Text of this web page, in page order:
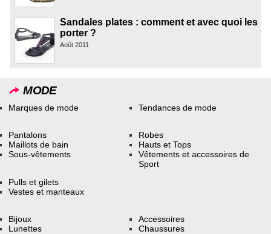
Sandales plates : comment et avec quoi les
porter ?
Août 2011
MODE
Marques de mode Tendances de mode
Pantalons
Maillots de bain
Sous-vêtements
Robes
Hauts et Tops
Vêtements et accessoires de
Sport
Pulls et gilets
Vestes et manteaux
Bijoux
Lunettes
Accessoires
Chaussures